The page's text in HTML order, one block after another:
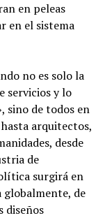
en peleas
en el sistema
no es solo la
servicios y lo
sino de todos en
arquitectos,
desde
de
surgirá en
globalmente, de
diseños